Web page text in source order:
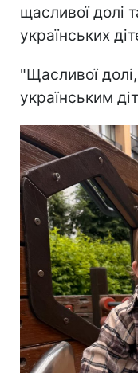
щасливої долі
українських
"Щасливої долі,
українським